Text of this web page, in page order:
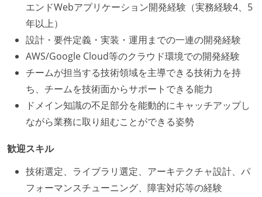
エンドWebアプリケーション開発経験（実務経験4、5
年以上）
設計・要件定義・実装・運用までの一連の開発経験
AWS/Google Cloud等のクラウド環境での開発経験
チームが担当する技術領域を主導できる技術力を持
ち、チームを技術面からサポートできる能力
ドメイン知識の不足部分を能動的にキャッチアップし
ながら業務に取り組むことができる姿勢
歓迎スキル
技術選定、ライブラリ選定、アーキテクチャ設計、パ
フォーマンスチューニング、障害対応等の経験